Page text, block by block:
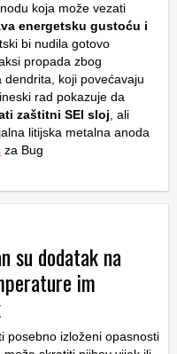
koja može vezati
energetsku gustoću i
bi nudila gotovo
propada zbog
koji povećavaju
rad pokazuje da
zaštitni SEI sloj, ali
litijska metalna anoda
za Bug
su dodatak na
im
posebno izloženi opasnosti